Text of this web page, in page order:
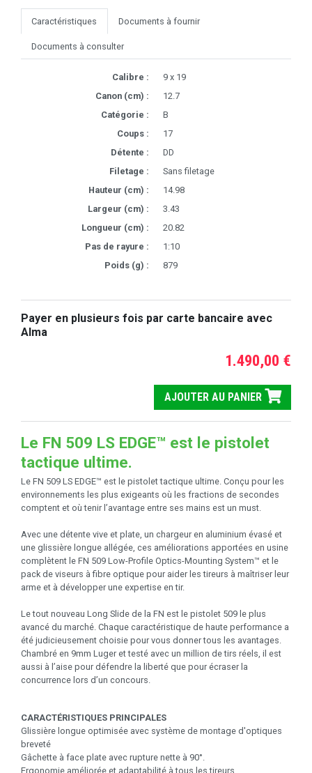
Caractéristiques Documents à fournir
Documents à consulter
Calibre :
9 x 19
Canon (cm) :
12.7
Catégorie :
B
Coups :
17
Détente :
DD
Filetage :
Sans filetage
Hauteur (cm) :
14.98
Largeur (cm) :
3.43
Longueur (cm) :
20.82
Pas de rayure :
1:10
Poids (g) :
879
Payer en plusieurs fois par carte bancaire avec
Alma
1.490,00 €
AJOUTER AU PANIER
Le FN 509 LS EDGE™ est le pistolet
tactique ultime.
Le FN 509 LS EDGE™ est le pistolet tactique ultime. Conçu pour les
environnements les plus exigeants où les fractions de secondes
comptent et où tenir l’avantage entre ses mains est un must.
Avec une détente vive et plate, un chargeur en aluminium évasé et
une glissière longue allégée, ces améliorations apportées en usine
complètent le FN 509 Low-Profile Optics-Mounting System™ et le
pack de viseurs à fibre optique pour aider les tireurs à maîtriser leur
arme et à développer une expertise en tir.
Le tout nouveau Long Slide de la FN est le pistolet 509 le plus
avancé du marché. Chaque caractéristique de haute performance a
été judicieusement choisie pour vous donner tous les avantages.
Chambré en 9mm Luger et testé avec un million de tirs réels, il est
aussi à l’aise pour défendre la liberté que pour écraser la
concurrence lors d’un concours.
CARACTÉRISTIQUES PRINCIPALES
Glissière longue optimisée avec système de montage d'optiques
breveté
Gâchette à face plate avec rupture nette à 90°.
Ergonomie améliorée et adaptabilité à tous les tireurs